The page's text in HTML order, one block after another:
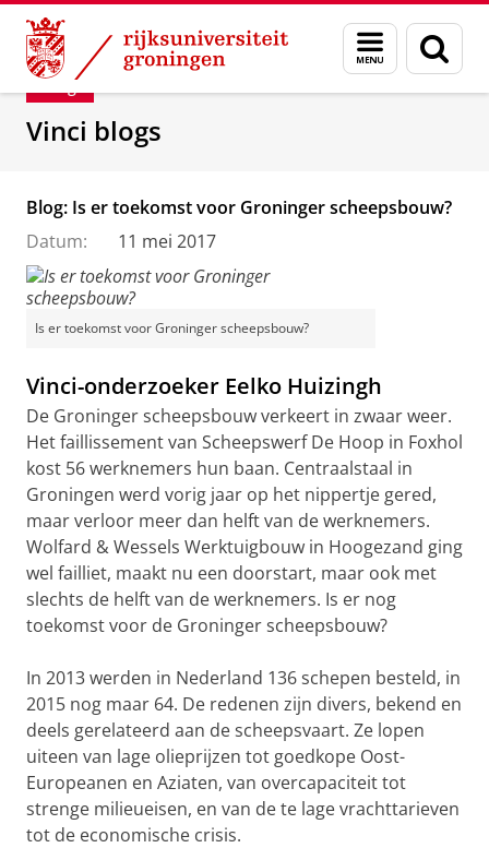
Skip
Content
Skip
Navigation
Menu
en
zoeken
Department of Innovation Management &
Blog
Vinci blogs
Blog: Is er toekomst voor Groninger scheepsbouw?
Datum:
11 mei 2017
Is er toekomst voor Groninger scheepsbouw?
Vinci-onderzoeker Eelko Huizingh
De Groninger scheepsbouw verkeert in zwaar weer.
Het faillissement van Scheepswerf De Hoop in Foxhol
kost 56 werknemers hun baan. Centraalstaal in
Groningen werd vorig jaar op het nippertje gered,
maar verloor meer dan helft van de werknemers.
Wolfard & Wessels Werktuigbouw in Hoogezand ging
wel failliet, maakt nu een doorstart, maar ook met
slechts de helft van de werknemers. Is er nog
toekomst voor de Groninger scheepsbouw?
In 2013 werden in Nederland 136 schepen besteld, in
2015 nog maar 64. De redenen zijn divers, bekend en
deels gerelateerd aan de scheepsvaart. Ze lopen
uiteen van lage olieprijzen tot goedkope Oost-
Europeanen en Aziaten, van overcapaciteit tot
strenge milieueisen, en van de te lage vrachttarieven
tot de economische crisis.